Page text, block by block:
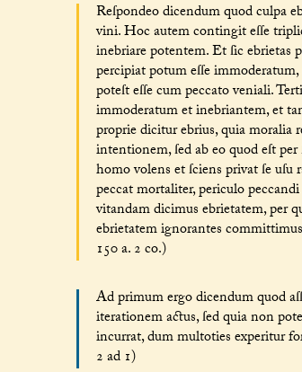
Reſpondeo dicendum quod culpa
vini. Hoc autem contingit eſſe
inebriare potentem. Et ſic ebrietas
percipiat potum eſſe
poteſt eſſe cum peccato veniali.
immoderatum et inebriantem, et
proprie dicitur ebrius, quia moralia
intentionem, ſed ab eo quod eſt
homo volens et ſciens privat ſe
peccat mortaliter, periculo
vitandam dicimus ebrietatem, per
ebrietatem ignorantes
150 a. 2 co.)
Ad primum ergo dicendum quod
iterationem actus, ſed quia non
incurrat, dum multoties experitur
2 ad 1)